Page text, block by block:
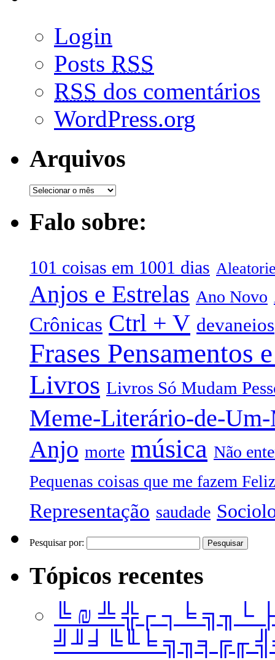
Login
Posts RSS
RSS dos comentários
WordPress.org
Arquivos
Falo sobre:
101 coisas em 1001 dias
Anjos e Estrelas Ano Novo
Crônicas Ctrl + V devaneios
Frases Pensamentos
Livros Livros Só Mudam
Meme-Literário-de-
Anjo morte música Não
Pequenas coisas que me fazem Feliz
Representação saudade
Pesquisar por:
Tópicos recentes
╚ ₪ ╩ ╬┌ ┐╘ ╗╖└
╝╜╛╚╙╘ ╗╖╕╔╓